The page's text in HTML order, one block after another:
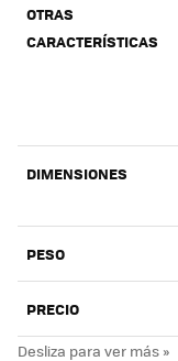
OTRAS
CARACTERÍSTICAS
DIMENSIONES
PESO
PRECIO